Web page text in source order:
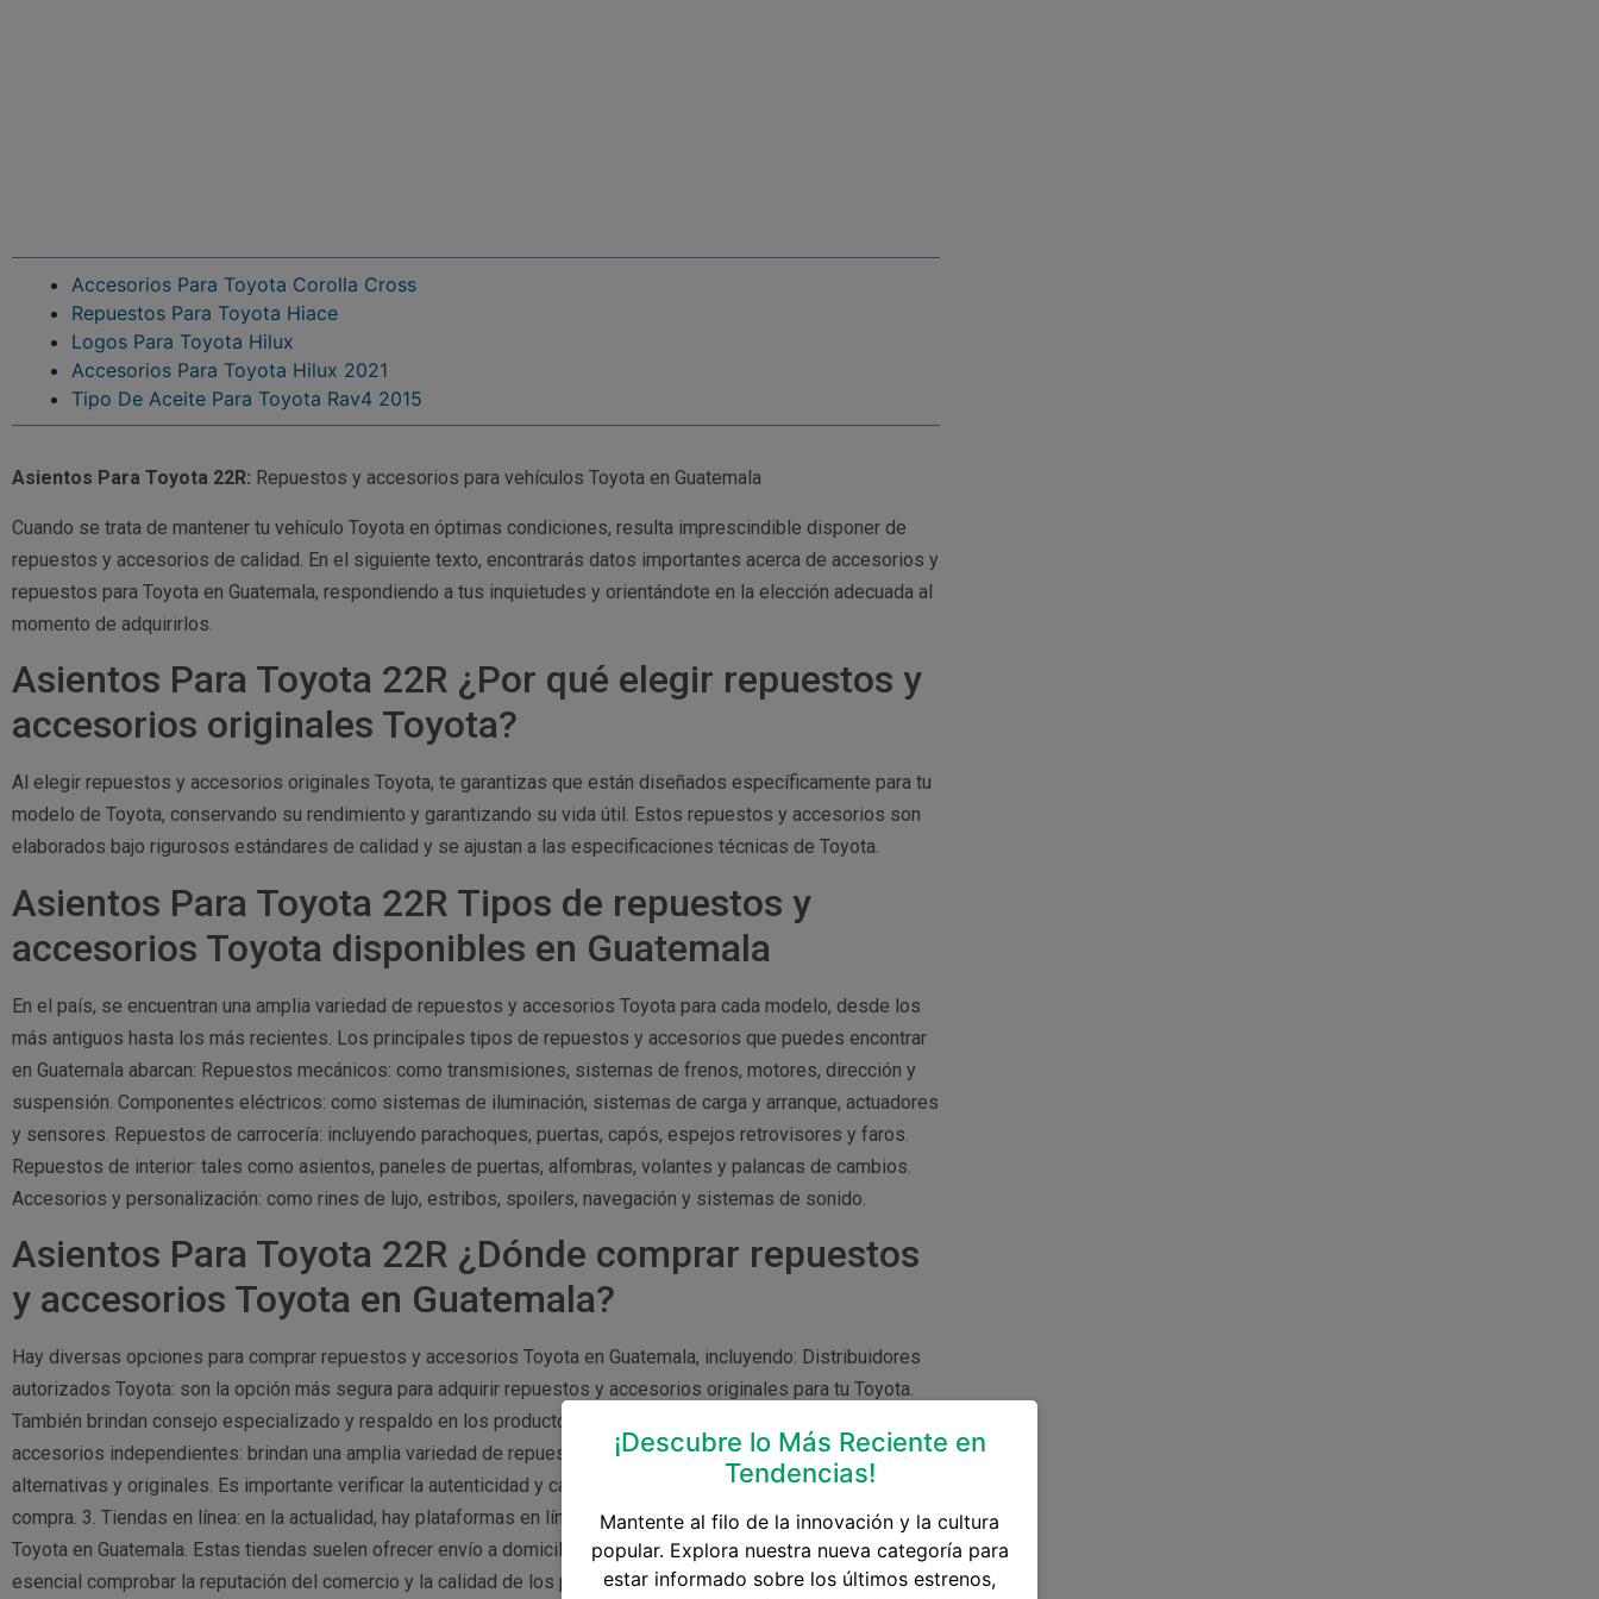
Accesorios Para Toyota Corolla Cross
Repuestos Para Toyota Hiace
Logos Para Toyota Hilux
Accesorios Para Toyota Hilux 2021
Tipo De Aceite Para Toyota Rav4 2015
Asientos Para Toyota 22R: Repuestos y accesorios para vehículos Toyota en Guatemala
Cuando se trata de mantener tu vehículo Toyota en óptimas condiciones, resulta imprescindible disponer de
repuestos y accesorios de calidad. En el siguiente texto, encontrarás datos importantes acerca de accesorios y
repuestos para Toyota en Guatemala, respondiendo a tus inquietudes y orientándote en la elección adecuada al
momento de adquirirlos.
Asientos Para Toyota 22R ¿Por qué elegir repuestos y
accesorios originales Toyota?
Al elegir repuestos y accesorios originales Toyota, te garantizas que están diseñados específicamente para tu
modelo de Toyota, conservando su rendimiento y garantizando su vida útil. Estos repuestos y accesorios son
elaborados bajo rigurosos estándares de calidad y se ajustan a las especificaciones técnicas de Toyota.
Asientos Para Toyota 22R Tipos de repuestos y
accesorios Toyota disponibles en Guatemala
En el país, se encuentran una amplia variedad de repuestos y accesorios Toyota para cada modelo, desde los
más antiguos hasta los más recientes. Los principales tipos de repuestos y accesorios que puedes encontrar
en Guatemala abarcan: Repuestos mecánicos: como transmisiones, sistemas de frenos, motores, dirección y
suspensión. Componentes eléctricos: como sistemas de iluminación, sistemas de carga y arranque, actuadores
y sensores. Repuestos de carrocería: incluyendo parachoques, puertas, capós, espejos retrovisores y faros.
Repuestos de interior: tales como asientos, paneles de puertas, alfombras, volantes y palancas de cambios.
Accesorios y personalización: como rines de lujo, estribos, spoilers, navegación y sistemas de sonido.
Asientos Para Toyota 22R ¿Dónde comprar repuestos
y accesorios Toyota en Guatemala?
Hay diversas opciones para comprar repuestos y accesorios Toyota en Guatemala, incluyendo: Distribuidores
autorizados Toyota: son la opción más segura para adquirir repuestos y accesorios originales para tu Toyota.
También brindan consejo especializado y respaldo en los productos que venden. Comercios de repuestos y
accesorios independientes: brindan una amplia variedad de repuestos y accesorios Toyota, con opciones
alternativas y originales. Es importante verificar la autenticidad y calidad de los productos antes de realizar la
compra. 3. Tiendas en línea: en la actualidad, hay plataformas en línea que venden accesorios y repuestos
Toyota en Guatemala. Estas tiendas suelen ofrecer envío a domicilio y precios competitivos. Sin embargo, es
esencial comprobar la reputación del comercio y la calidad de los productos antes de comprarlos.
¡Descubre lo Más Reciente en
Tendencias!
Mantente al filo de la innovación y la cultura
popular. Explora nuestra nueva categoría para
estar informado sobre los últimos estrenos,